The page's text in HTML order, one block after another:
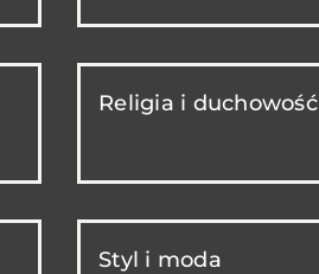
Religia i duchowość
Styl i moda